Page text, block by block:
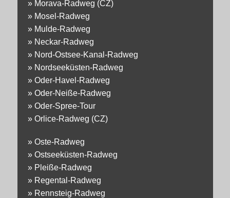
» Morava-Radweg (CZ)
» Mosel-Radweg
» Mulde-Radweg
» Neckar-Radweg
» Nord-Ostsee-Kanal-Radweg
» Nordseeküsten-Radweg
» Oder-Havel-Radweg
» Oder-Neiße-Radweg
» Oder-Spree-Tour
» Orlice-Radweg (CZ)
» Oste-Radweg
» Ostseeküsten-Radweg
» Pleiße-Radweg
» Regental-Radweg
» Rennsteig-Radweg